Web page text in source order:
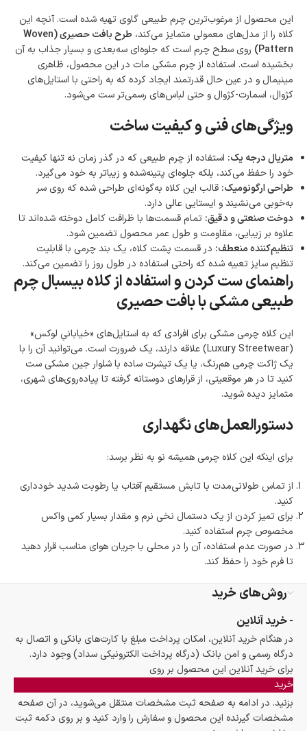
این محصول از مرغوب‌ترین چرم طبیعی گاوی تهیه شده است. آنچه این
کلاه را از مدل‌های معمولی متمایز می‌کند،
طرح بافت حصیری (Woven
Pattern) روی سطح چرم است که جلوه‌ای سه‌بعدی و بسیار جذاب به آن
بخشیده است. استفاده از چرم مشکی مات در این محصول، ظاهری
مینیمال و در عین حال قدرتمند ایجاد کرده که به راحتی با استایل‌های
کژوال، اسمارت-کژوال و حتی لباس‌های رسمی‌تر ست می‌شود.
ویژگی‌های فنی و کیفیت ساخت
متریال درجه یک: استفاده از چرم طبیعی که در گذر زمان نه تنها کیفیت
خود را حفظ می‌کند، بلکه جلوه‌ای پتینه‌شده و زیباتر به خود می‌گیرد.
طراحی ارگونومیک: قالب این کلاه به‌گونه‌ای طراحی شده که روی سر
به‌خوبی می‌نشیند و ایستایی عالی دارد.
دوخت صنعتی و دقیق: تمام قسمت‌ها با ظرافت کامل دوخته شده‌اند تا
علاوه بر زیبایی، مقاومت و طول عمر محصول تضمین شود.
تنظیم‌کننده منعطف: در قسمت پشت کلاه، یک بند چرمی با قابلیت
تنظیم سایز تعبیه شده که راحتی استفاده در طول روز را تضمین می‌کند.
راهنمای ست کردن و استفاده از کلاه بیسبال چرم
طبیعی مشکی با بافت حصیری
این کلاه چرمی مشکی برای افرادی که به استایل‌های «خیابانیِ لوکس»
(Luxury Streetwear) علاقه دارند، یک ضرورت است. می‌توانید آن را با
یک ژاکت چرمی هم‌رنگ، یا یک تیشرت ساده با شلوار جین مشکی ست
کنید تا در هر موقعیتی، از قرارهای دوستانه گرفته تا پیاده‌روی‌های شهری،
متمایز دیده شوید.
دستورالعمل‌های نگهداری
برای اینکه این کلاه چرمی همیشه نو به نظر برسد:
از تماس طولانی‌مدت با تابش مستقیم آفتاب یا رطوبت شدید خودداری
کنید.
برای تمیز کردن از یک دستمال نخی نرم و مقدار بسیار کمی واکس
مخصوص چرم استفاده کنید.
در صورت عدم استفاده، آن را در محلی با جریان هوای مناسب قرار دهید
تا فرم خود را حفظ کند.
روش‌های خرید
- خرید آنلاین
در هنگام خرید آنلاین، امکان پرداخت مبلغ با کارت‌های بانکی و اتصال به
درگاه رسمی و امن بانک (درگاه پرداخت الکترونیکی سداد) وجود دارد.
برای خرید آنلاین این محصول بر روی
خرید
بزنید. در ادامه به صفحه ثبت مشخصات منتقل می‌شوید، در آن صفحه
مشخصات گیرنده این محصول و سفارش را وارد کنید و بر روی دکمه ثبت